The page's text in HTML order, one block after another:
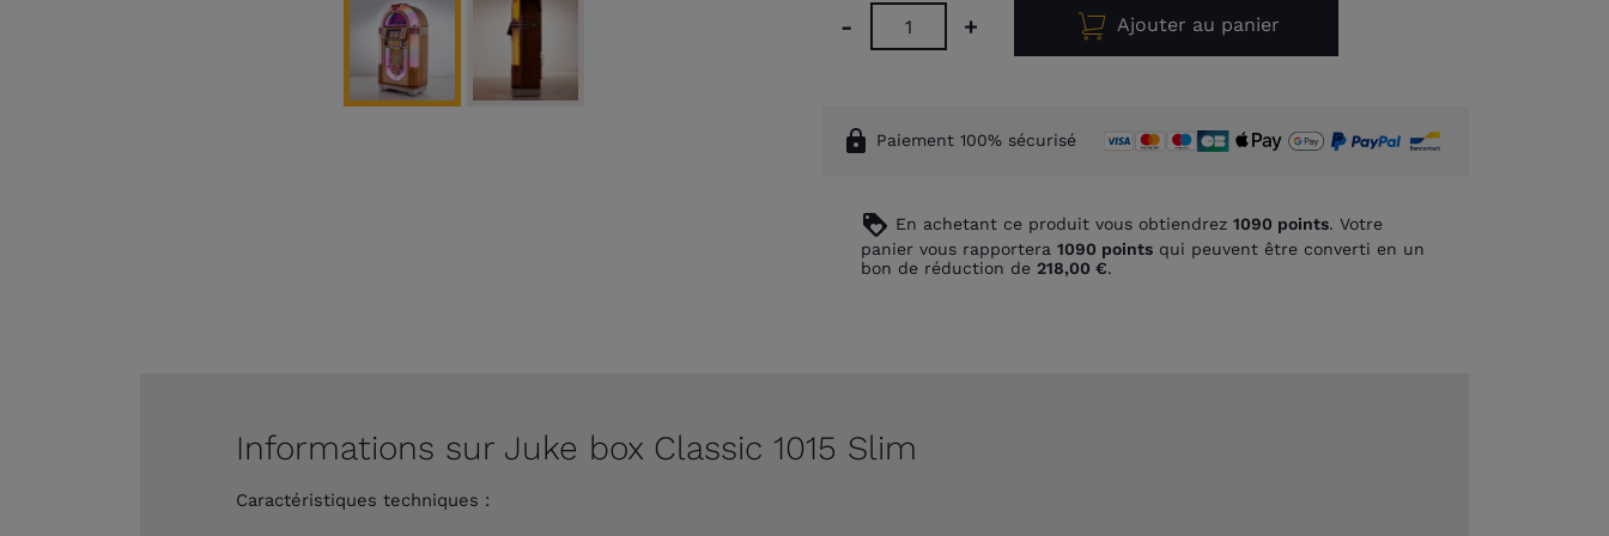
- + Ajouter au panier
lock Paiement 100% sécurisé
loyalty En achetant ce produit vous obtiendrez 1090 points. Votre
panier vous rapportera 1090 points qui peuvent être converti en un
bon de réduction de 218,00 €.
Informations sur Juke box Classic 1015 Slim
Caractéristiques techniques :